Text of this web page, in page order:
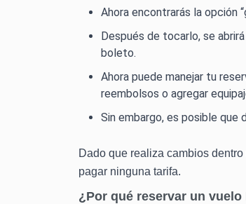
Ahora encontrarás la opción
Después de tocarlo, se
boleto.
Ahora puede manejar tu
reembolsos o agregar
Sin embargo, es posible que
Dado que realiza cambios
pagar ninguna tarifa.
¿Por qué reservar un